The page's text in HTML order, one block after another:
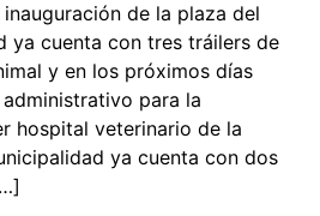
de la plaza del
ya cuenta con tres tráilers de
y en los próximos días
para la
hospital veterinario de la
ya cuenta con dos